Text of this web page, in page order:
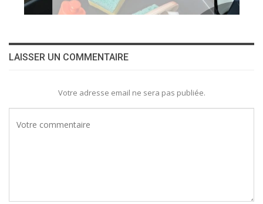
LAISSER UN COMMENTAIRE
Votre adresse email ne sera pas publiée.